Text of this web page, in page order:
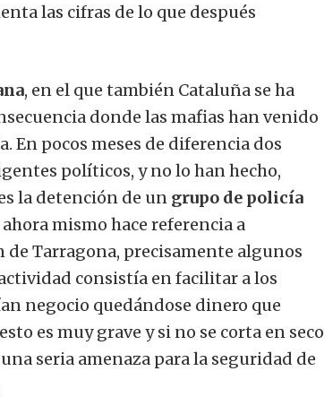
las cifras de lo que después
, en el que también Cataluña se ha
donde las mafias han venido
En pocos meses de diferencia dos
políticos, y no lo han hecho,
la detención de un grupo de policía
mismo hace referencia a
de Tarragona, precisamente algunos
consistía en facilitar a los
negocio quedándose dinero que
es muy grave y si no se corta en seco
seria amenaza para la seguridad de